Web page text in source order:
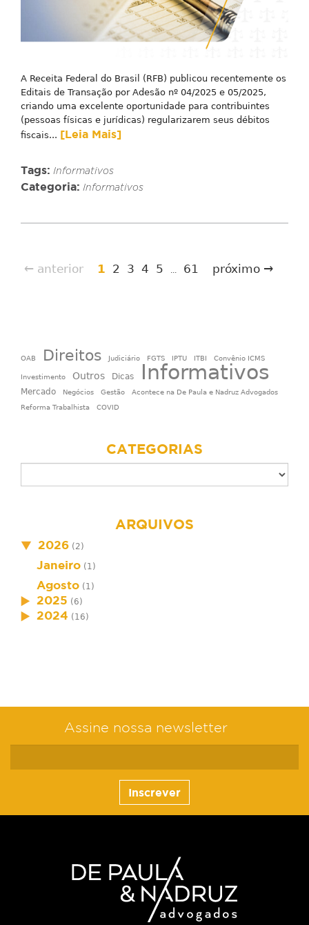
A Receita Federal do Brasil (RFB) publicou recentemente os
Editais de Transação por Adesão nº 04/2025 e 05/2025,
criando uma excelente oportunidade para contribuintes
(pessoas físicas e jurídicas) regularizarem seus débitos
fiscais... [Leia Mais]
Tags: Informativos
Categoria: Informativos
← anterior 1 2 3 4 5 ... 61 próximo →
OAB Direitos Judiciário FGTS IPTU ITBI Convênio ICMS
Investimento Outros Dicas Informativos
Mercado Negócios Gestão
Acontece na De Paula e Nadruz Advogados
Reforma Trabalhista
COVID
CATEGORIAS
ARQUIVOS
2026 (2)
Janeiro (1)
Agosto (1)
2025 (6)
2024 (16)
Assine nossa newsletter
Inscrever